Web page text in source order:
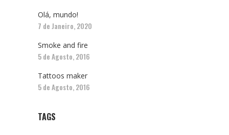
Olá, mundo!
7 de Janeiro, 2020
Smoke and fire
5 de Agosto, 2016
Tattoos maker
5 de Agosto, 2016
TAGS